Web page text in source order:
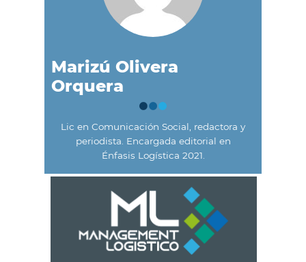
Marizú Olivera
Orquera
Lic en Comunicación Social, redactora y
periodista. Encargada editorial en
Énfasis Logística 2021.